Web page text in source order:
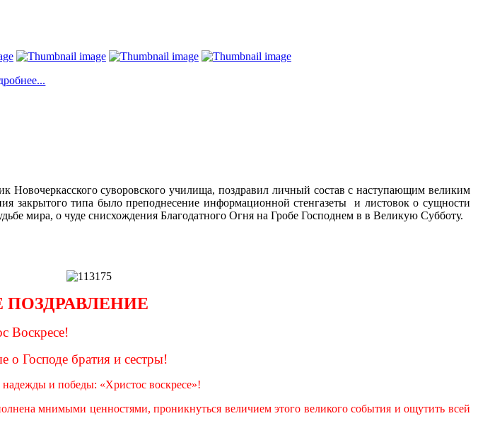
Новочеркасского суворовского училища, поздравил личный состав с наступающим великим
закрытого типа было преподнесение информационной стенгазеты и листовок о сущности
мира, о чуде снисхождения Благодатного Огня на Гробе Господнем в в Великую Субботу.
Воскресе!
о Господе братия и сестры!
и победы: «Христос воскресе»!
мнимыми ценностями, проникнуться величием этого великого события и ощутить всей